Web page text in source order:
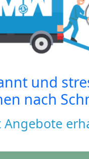
und
nach
Angebote